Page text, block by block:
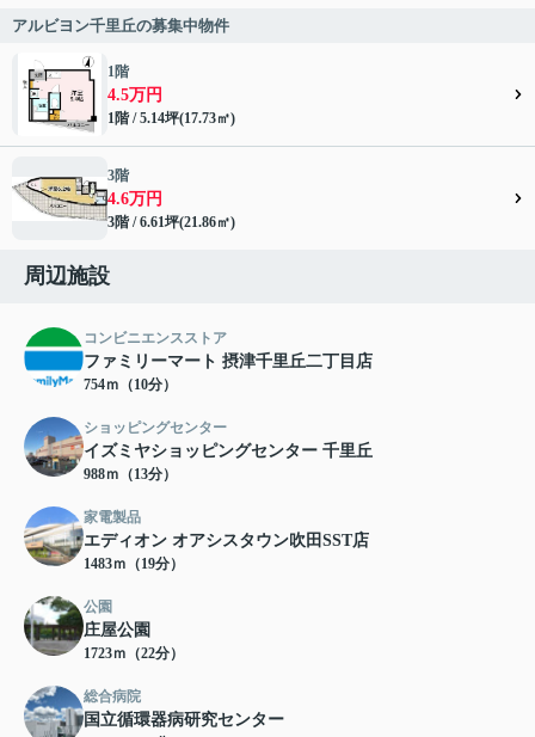
アルビヨン千里丘の募集中物件
1階
4.5万円
1階 / 5.14坪(17.73㎡)
3階
4.6万円
3階 / 6.61坪(21.86㎡)
周辺施設
コンビニエンスストア
ファミリーマート 摂津千里丘二丁目店
754ｍ（10分）
ショッピングセンター
イズミヤショッピングセンター 千里丘
988ｍ（13分）
家電製品
エディオン オアシスタウン吹田SST店
1483ｍ（19分）
公園
庄屋公園
1723ｍ（22分）
総合病院
国立循環器病研究センター